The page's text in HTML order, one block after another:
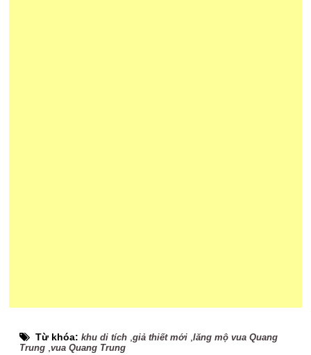
Từ khóa:khu di tích ,giả thiết mới ,lăng mộ vua Quang
Trung ,vua Quang Trung